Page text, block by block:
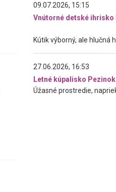
09.07.2026, 15:15
27.06.2026, 16:53
Letné kúpalisko Pezinok